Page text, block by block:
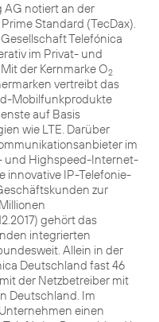
AG notiert an der
Standard (TecDax).
Telefónica
im Privat- und
der Kernmarke O2
vertreibt das
Mobilfunkprodukte
auf Basis
wie LTE. Darüber
im
und Highspeed-Internet-
innovative IP-Telefonie-
zur
gehört das
integrierten
Allein in der
Deutschland fast 46
der Netzbetreiber mit
Deutschland. Im
einen